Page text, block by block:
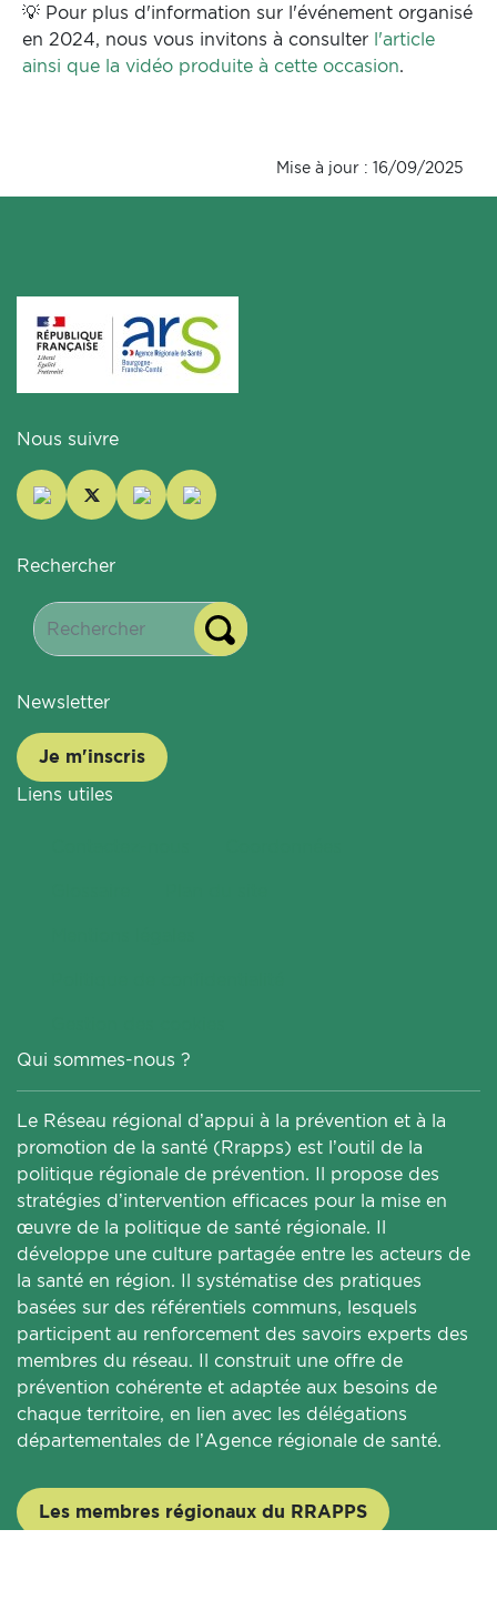
💡 Pour plus d'information sur l'événement organisé
en 2024, nous vous invitons à consulter l'article
ainsi que la vidéo produite à cette occasion.
Mise à jour : 16/09/2025
Nous suivre
Rechercher
Newsletter
Je m'inscris
Liens utiles
Qui sommes-nous ?
Le Réseau régional d’appui à la prévention et à la
promotion de la santé (Rrapps) est l’outil de la
politique régionale de prévention. Il propose des
stratégies d’intervention efficaces pour la mise en
œuvre de la politique de santé régionale. Il
développe une culture partagée entre les acteurs de
la santé en région. Il systématise des pratiques
basées sur des référentiels communs, lesquels
participent au renforcement des savoirs experts des
membres du réseau. Il construit une offre de
prévention cohérente et adaptée aux besoins de
chaque territoire, en lien avec les délégations
départementales de l’Agence régionale de santé.
Les membres régionaux du RRAPPS